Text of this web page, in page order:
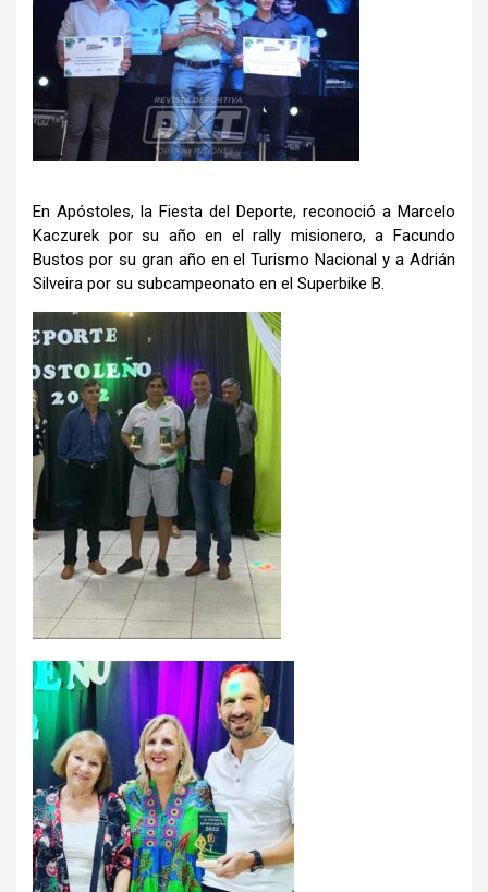
En Apóstoles, la Fiesta del Deporte, reconoció a Marcelo
Kaczurek por su año en el rally misionero, a Facundo
Bustos por su gran año en el Turismo Nacional y a Adrián
Silveira por su subcampeonato en el Superbike B.